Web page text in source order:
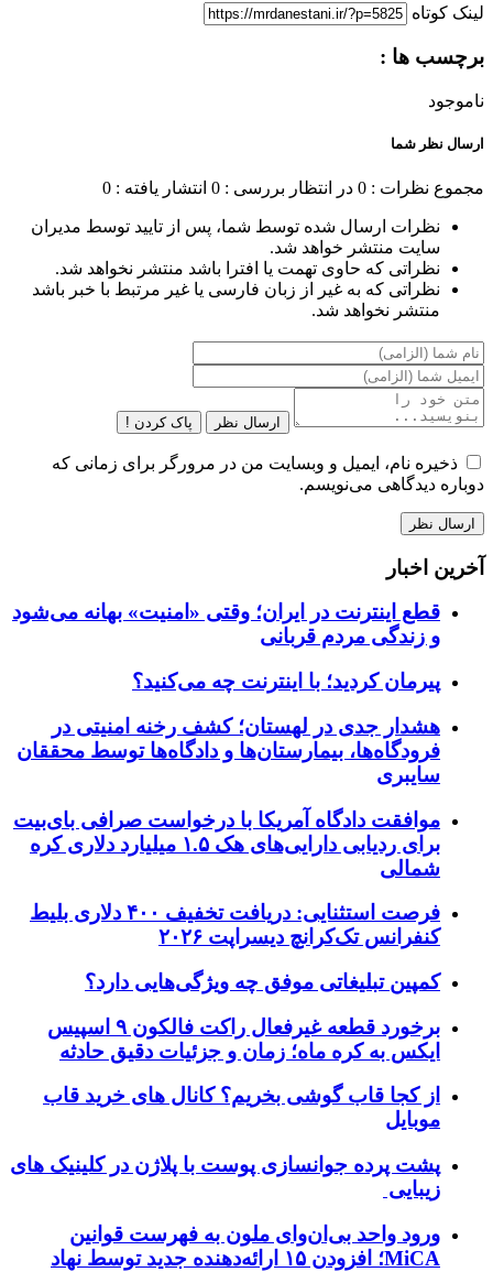
لینک کوتاه
برچسب ها :
ناموجود
ارسال نظر شما
مجموع نظرات : 0 در انتظار بررسی : 0 انتشار یافته : 0
نظرات ارسال شده توسط شما، پس از تایید توسط مدیران
سایت منتشر خواهد شد.
نظراتی که حاوی تهمت یا افترا باشد منتشر نخواهد شد.
نظراتی که به غیر از زبان فارسی یا غیر مرتبط با خبر باشد
منتشر نخواهد شد.
ارسال نظر پاک کردن !
ذخیره نام، ایمیل و وبسایت من در مرورگر برای زمانی که
دوباره دیدگاهی می‌نویسم.
آخرین اخبار
قطع اینترنت در ایران؛ وقتی «امنیت» بهانه می‌شود
و زندگی مردم قربانی
پیرمان کردید؛ با اینترنت چه می‌کنید؟
هشدار جدی در لهستان؛ کشف رخنه امنیتی در
فرودگاه‌ها، بیمارستان‌ها و دادگاه‌ها توسط محققان
سایبری
موافقت دادگاه آمریکا با درخواست صرافی بای‌بیت
برای ردیابی دارایی‌های هک ۱.۵ میلیارد دلاری کره
شمالی
فرصت استثنایی: دریافت تخفیف ۴۰۰ دلاری بلیط
کنفرانس تک‌کرانچ دیسراپت ۲۰۲۶
کمپین تبلیغاتی موفق چه ویژگی‌هایی دارد؟
برخورد قطعه غیرفعال راکت فالکون ۹ اسپیس
ایکس به کره ماه؛ زمان و جزئیات دقیق حادثه
از کجا قاب گوشی بخریم؟ کانال های خرید قاب
موبایل
پشت پرده جوانسازی پوست با پلاژن در کلینیک های
زیبایی
ورود واحد بی‌ان‌وای ملون به فهرست قوانین
MiCA؛ افزودن ۱۵ ارائه‌دهنده جدید توسط نهاد